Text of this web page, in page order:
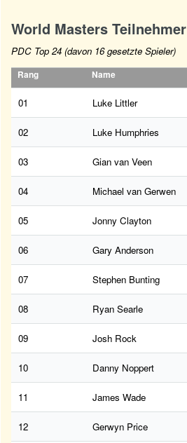
World Masters Teilnehmer
PDC Top 24 (davon 16 gesetzte Spieler)
Rang Name
01 Luke Littler
02 Luke Humphries
03 Gian van Veen
04 Michael van Gerwen
05 Jonny Clayton
06 Gary Anderson
07 Stephen Bunting
08 Ryan Searle
09 Josh Rock
10 Danny Noppert
11 James Wade
12 Gerwyn Price